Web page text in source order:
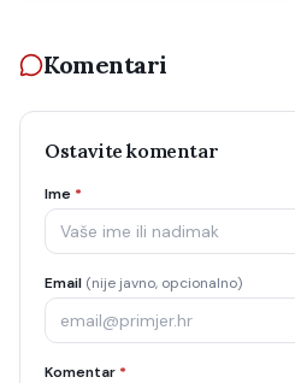
Komentari
Ostavite komentar
Ime *
Email (nije javno, opcionalno)
Komentar *